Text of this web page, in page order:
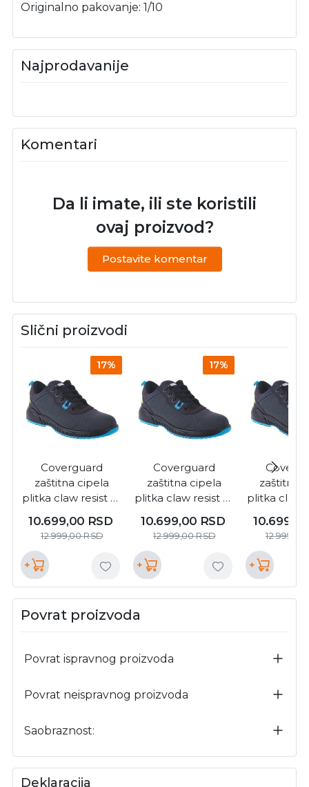
Originalno pakovanje: 1/10
Najprodavanije
Komentari
Da li imate, ili ste koristili
ovaj proizvod?
Postavite komentar
Slični proizvodi
17%
Coverguard
zaštitna cipela
plitka claw resist s3
9resl10041 )
10.699,00 RSD
12.999,00RSD
+
17%
Coverguard
zaštitna cipela
plitka claw resist s3
9resl10044 )
10.699,00 RSD
12.999,00RSD
+
zaštitna
plitka claw
12.999,00
+
Povrat proizvoda
Povrat ispravnog proizvoda
Povrat neispravnog proizvoda
Saobraznost:
Deklaracija